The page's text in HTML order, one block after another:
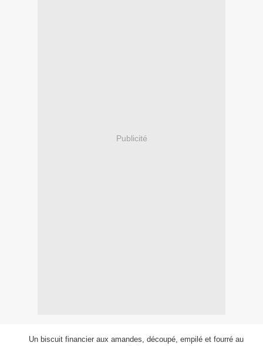
Publicité
Un biscuit financier aux amandes, découpé, empilé et fourré au